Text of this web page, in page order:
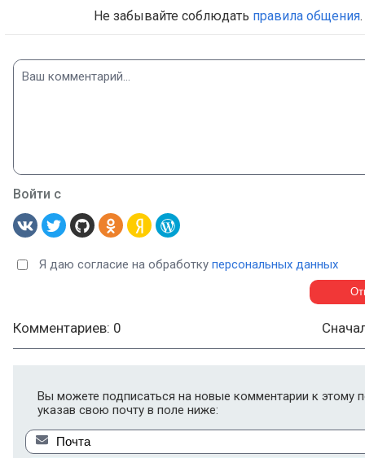
Не забывайте соблюдать правила общения.
Войти с
Я даю согласие на обработку персональных данных
Комментариев: 0
Вы можете подписаться на новые комментарии к этому
указав свою почту в поле ниже: